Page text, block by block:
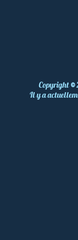
Copyright©
Il y a